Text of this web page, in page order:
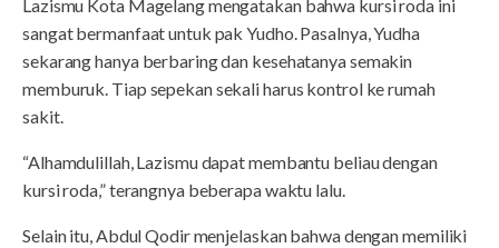
Lazismu Kota Magelang mengatakan bahwa kursi roda ini
sangat bermanfaat untuk pak Yudho. Pasalnya, Yudha
sekarang hanya berbaring dan kesehatanya semakin
memburuk. Tiap sepekan sekali harus kontrol ke rumah
sakit.
“Alhamdulillah, Lazismu dapat membantu beliau dengan
kursi roda,” terangnya beberapa waktu lalu.
Selain itu, Abdul Qodir menjelaskan bahwa dengan memiliki